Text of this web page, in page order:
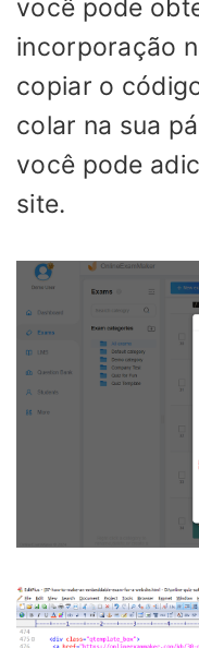
você pode
incorporação
copiar o
colar na sua
você pode
site.